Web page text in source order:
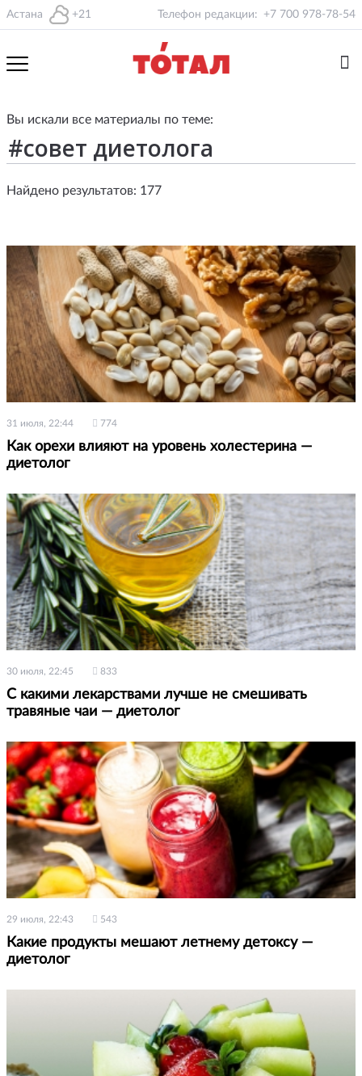
Астана +21 Телефон редакции: +7 700 978-78-54
Вы искали все материалы по теме:
Найдено результатов: 177
31 июля, 22:44 774
Как орехи влияют на уровень холестерина —
диетолог
30 июля, 22:45 833
С какими лекарствами лучше не смешивать
травяные чаи — диетолог
29 июля, 22:43 543
Какие продукты мешают летнему детоксу —
диетолог